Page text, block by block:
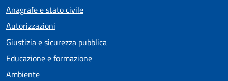
Anagrafe e stato civile
Autorizzazioni
Giustizia e sicurezza pubblica
Educazione e formazione
Ambiente